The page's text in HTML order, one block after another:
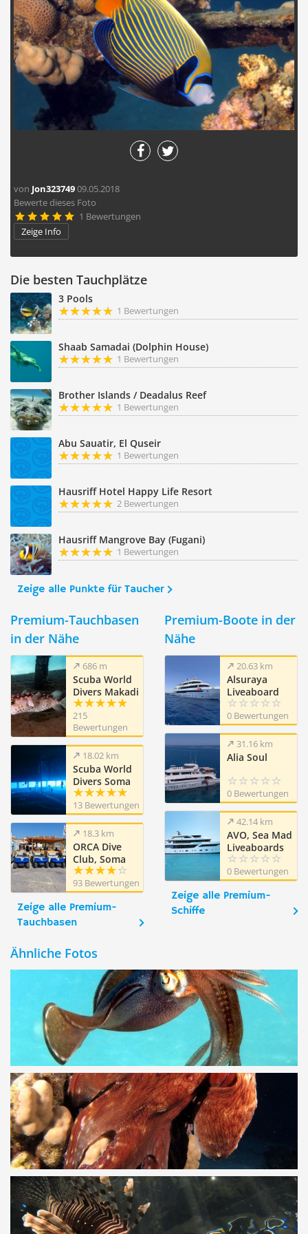
von Jon32374909.05.2018
Bewerte dieses Foto
     1 Bewertungen
Zeige Info
Die besten Tauchplätze
3 Pools
1 Bewertungen
Shaab Samadai (Dolphin House)
1 Bewertungen
Brother Islands / Deadalus Reef
1 Bewertungen
Abu Sauatir, El Quseir
1 Bewertungen
Hausriff Hotel Happy Life Resort
2 Bewertungen
Hausriff Mangrove Bay (Fugani)
1 Bewertungen
Zeige alle Punkte für Taucher
Premium-Tauchbasen
in der Nähe
686 m
Scuba World
Divers Makadi
Bay
215
Bewertungen
18.02 km
Scuba World
Divers Soma
Bay,
Mövenpick
Resort (ex
Caribbean
World Resort)
13 Bewertungen
18.3 km
ORCA Dive
Club, Soma
Bay
93 Bewertungen
Zeige alle Premium-
Tauchbasen
Premium-Boote in der
Nähe
20.63 km
Alsuraya
Liveaboard
0 Bewertungen
31.16 km
Alia Soul
0 Bewertungen
42.14 km
AVO, Sea Mad
Liveaboards
0 Bewertungen
Zeige alle Premium-
Schiffe
Ähnliche Fotos